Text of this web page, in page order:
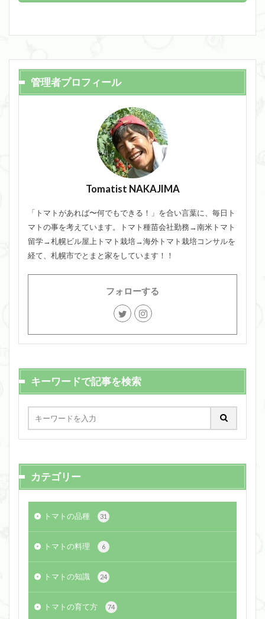
管理者プロフィール
Tomatist NAKAJIMA
「トマトがあれば〜何でもできる！」を合い言葉に、毎日ト
マトの事を考えています。トマト種苗会社勤務→南米トマト
留学→札幌ビル屋上トマト栽培→海外トマト栽培コンサルを
経て、札幌市でとまと家をしています！！
フォローする
キーワードで記事を検索
カテゴリー
トマトの品種 31
トマトの料理 6
トマトの知識 24
トマトの育て方 74